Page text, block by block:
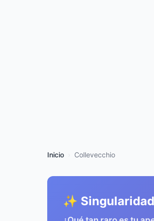
Inicio Collevecchio
✨